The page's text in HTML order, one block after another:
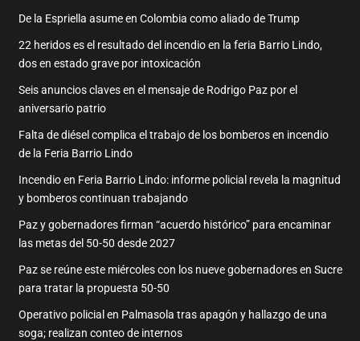
De la Espriella asume en Colombia como aliado de Trump
22 heridos es el resultado del incendio en la feria Barrio Lindo,
dos en estado grave por intoxicación
Seis anuncios claves en el mensaje de Rodrigo Paz por el
aniversario patrio
Falta de diésel complica el trabajo de los bomberos en incendio
de la Feria Barrio Lindo
Incendio en Feria Barrio Lindo: informe policial revela la magnitud
y bomberos continuan trabajando
Paz y gobernadores firman “acuerdo histórico” para encaminar
las metas del 50-50 desde 2027
Paz se reúne este miércoles con los nueve gobernadores en Sucre
para tratar la propuesta 50-50
Operativo policial en Palmasola tras apagón y hallazgo de una
soga; realizan conteo de internos